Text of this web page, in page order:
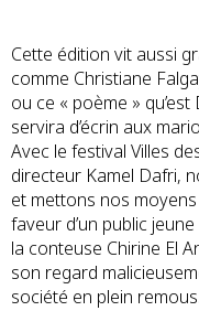
Cette édition vit aussi
comme Christiane
ou ce « poème »
servira d’écrin aux
Avec le festival Villes
directeur Kamel Dafri,
et mettons nos
faveur d’un public
la conteuse Chirine El
son regard
société en plein remous.